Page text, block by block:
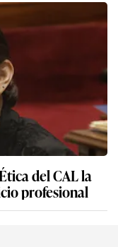
del CAL la
profesional